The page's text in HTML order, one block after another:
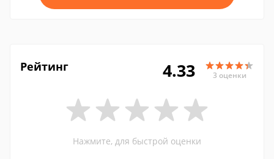
Рейтинг 4.33 3 оценки
Нажмите, для быстрой оценки